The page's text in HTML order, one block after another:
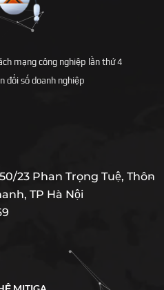
mạng công nghiệp lần thứ 4
đổi số doanh nghiệp
23 Phan Trọng Tuệ, Thôn
TP Hà Nội